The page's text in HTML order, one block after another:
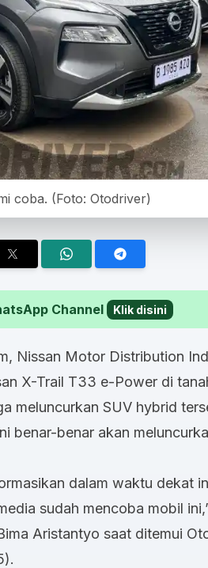
coba. (Foto: Otodriver)
Channel Klik disini
Nissan Motor Distribution
X-Trail T33 e-Power di
meluncurkan SUV hybrid
benar-benar akan
dalam waktu dekat
sudah mencoba mobil
Aristantyo saat ditemui